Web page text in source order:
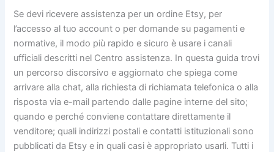
Se devi ricevere assistenza per un ordine Etsy, per
l’accesso al tuo account o per domande su pagamenti e
normative, il modo più rapido e sicuro è usare i canali
ufficiali descritti nel Centro assistenza. In questa guida trovi
un percorso discorsivo e aggiornato che spiega come
arrivare alla chat, alla richiesta di richiamata telefonica o alla
risposta via e-mail partendo dalle pagine interne del sito;
quando e perché conviene contattare direttamente il
venditore; quali indirizzi postali e contatti istituzionali sono
pubblicati da Etsy e in quali casi è appropriato usarli. Tutti i